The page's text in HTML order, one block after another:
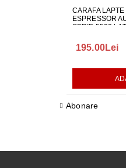
CARAFA
ESPRESSOR
SERIE 5500
195.00Lei
Abonare